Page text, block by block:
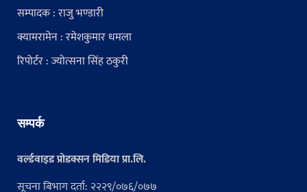
सम्पादक : राजु भण्डारी
क्यामरामेन : रमेशकुमार धमला
रिपोर्टर : ज्योत्सना सिंह ठकुरी
सम्पर्क
वर्ल्डवाइड प्रोडक्सन मिडिया प्रा.लि.
सूचना बिभाग दर्ता: २२२९/०७६/०७७